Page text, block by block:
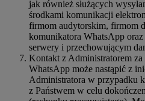
jak również służących
środkami komunikacji
firmom audytorskim, firmom
komunikatora WhatsApp
serwery i przechowującym
Kontakt z Administratorem
WhatsApp może nastąpić z
Administratora w przypadku
z Państwem w celu